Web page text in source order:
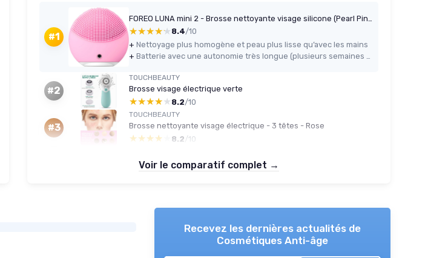
#1 ★★★★★
★★★★★ 8.4/10
+ Nettoyage plus homogène et peau plus lisse qu’avec les mains
+
#2
TOUCHBEAUTY
Brosse visage électrique verte
★★★★★
★★★★★ 8.2/10
#3
TOUCHBEAUTY
Brosse nettoyante visage électrique - 3 têtes - Rose
★★★★★
★★★★★ 8.2 /10
Voir le comparatif complet →
Recevez les dernières actualités de
Cosmétiques Anti-âge